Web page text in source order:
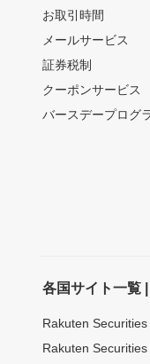
お取引時間
メールサービス
証券税制
クーポンサービス
バースデープログ
各国サイト一覧
Rakuten
Rakuten